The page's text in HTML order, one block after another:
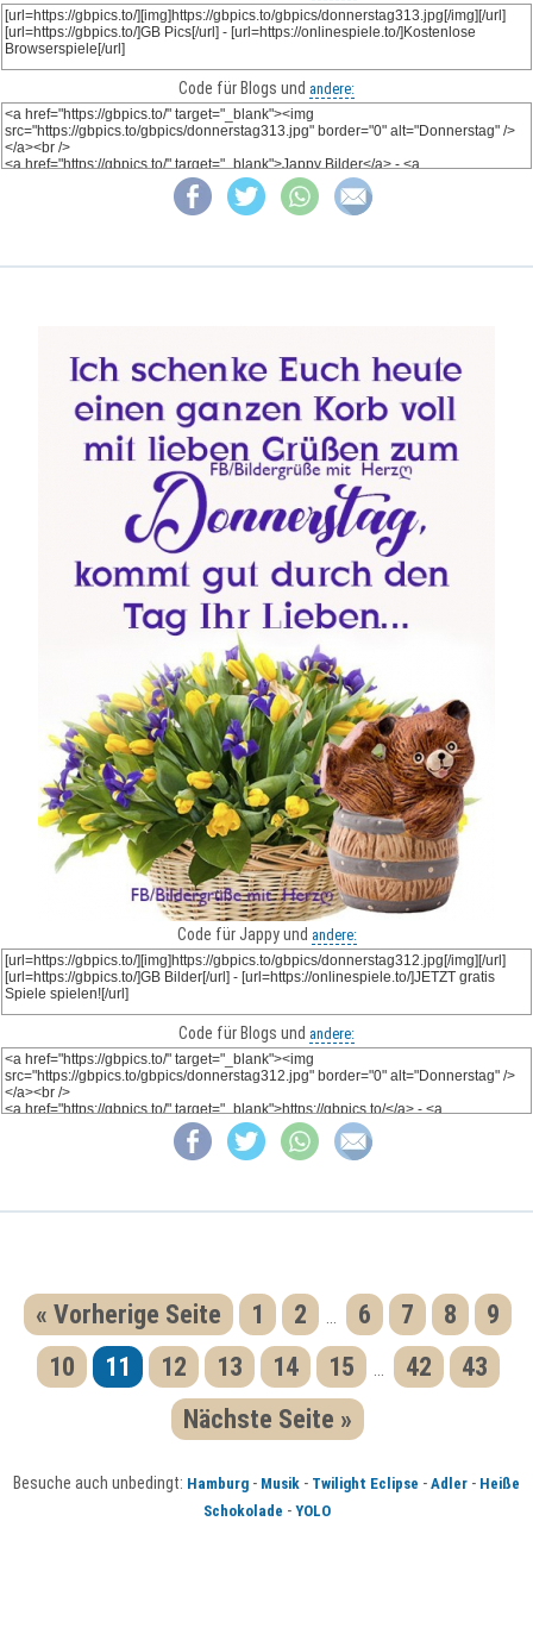
Code für Blogs und andere:
Code für Jappy und andere:
Code für Blogs und andere:
« Vorherige Seite 1 2 6 7 8
9
10
11 12 13 14 15 42
43
Nächste Seite »
Besuche auch unbedingt: Hamburg - Musik - Twilight Eclipse - Adler - Heiße
Schokolade - YOLO